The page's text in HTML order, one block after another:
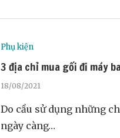
Phụ kiện
3 địa chỉ mua gối đi máy
18/08/2021
Do cầu sử dụng những
ngày càng…